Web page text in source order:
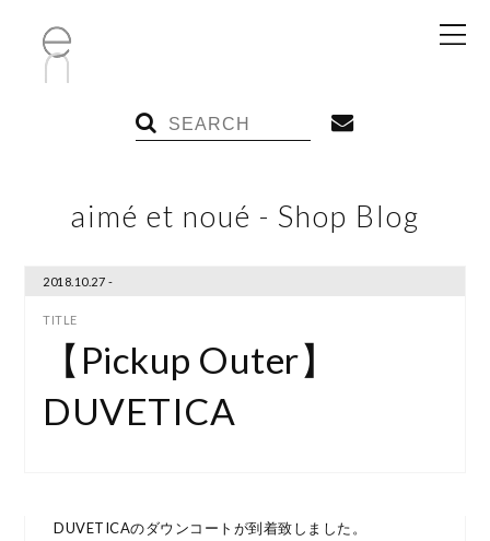
aimé et noué - Shop Blog
2018.10.27 -
【Pickup Outer】
DUVETICA
DUVETICAのダウンコートが到着致しました。